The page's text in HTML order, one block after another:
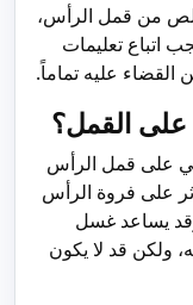
من قمل الرأس،
اتباع تعليمات
القضاء عليه تماماً.
القمل؟
على قمل الرأس
على فروة الرأس
يساعد غسل
ولكن قد لا يكون